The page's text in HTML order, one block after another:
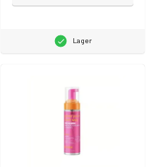
Lager